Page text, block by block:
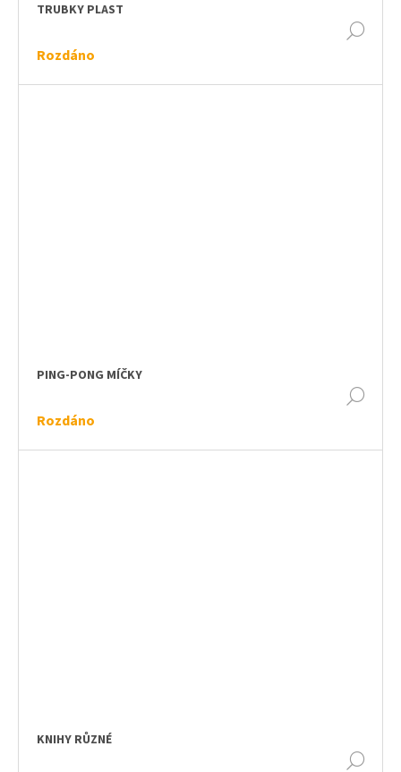
TRUBKY PLAST
Rozdáno
PING-PONG MÍČKY
Rozdáno
KNIHY RŮZNÉ